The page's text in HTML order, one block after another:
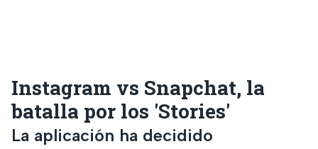
Instagram vs Snapchat, la
batalla por los 'Stories'
La aplicación ha decidido